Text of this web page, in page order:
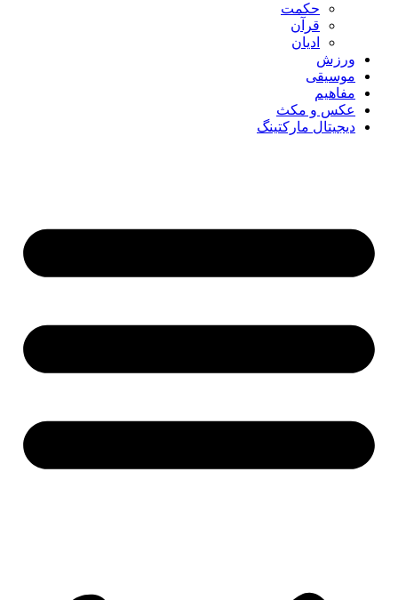
حکمت
قرآن
ادیان
ورزش
موسیقی
مفاهیم
عکس و مکث
دیجیتال مارکتینگ